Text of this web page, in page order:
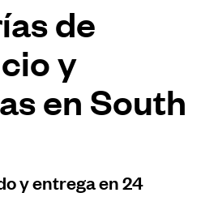
de
y
en South
y entrega en 24